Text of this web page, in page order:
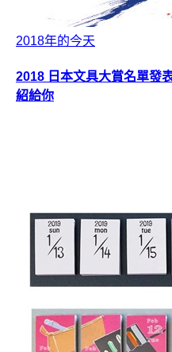
2018年的今天
2018 日本文具大賞名單發
紹給你